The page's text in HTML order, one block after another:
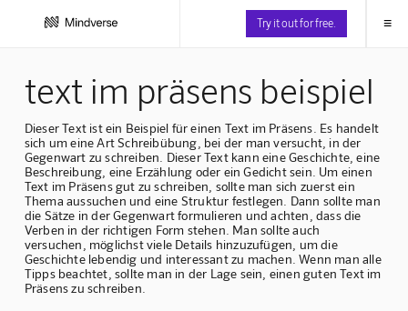
Try it out for free. ≡
text im präsens beispiel
Dieser Text ist ein Beispiel für einen Text im Präsens. Es handelt
sich um eine Art Schreibübung, bei der man versucht, in der
Gegenwart zu schreiben. Dieser Text kann eine Geschichte, eine
Beschreibung, eine Erzählung oder ein Gedicht sein. Um einen
Text im Präsens gut zu schreiben, sollte man sich zuerst ein
Thema aussuchen und eine Struktur festlegen. Dann sollte man
die Sätze in der Gegenwart formulieren und achten, dass die
Verben in der richtigen Form stehen. Man sollte auch
versuchen, möglichst viele Details hinzuzufügen, um die
Geschichte lebendig und interessant zu machen. Wenn man alle
Tipps beachtet, sollte man in der Lage sein, einen guten Text im
Präsens zu schreiben.